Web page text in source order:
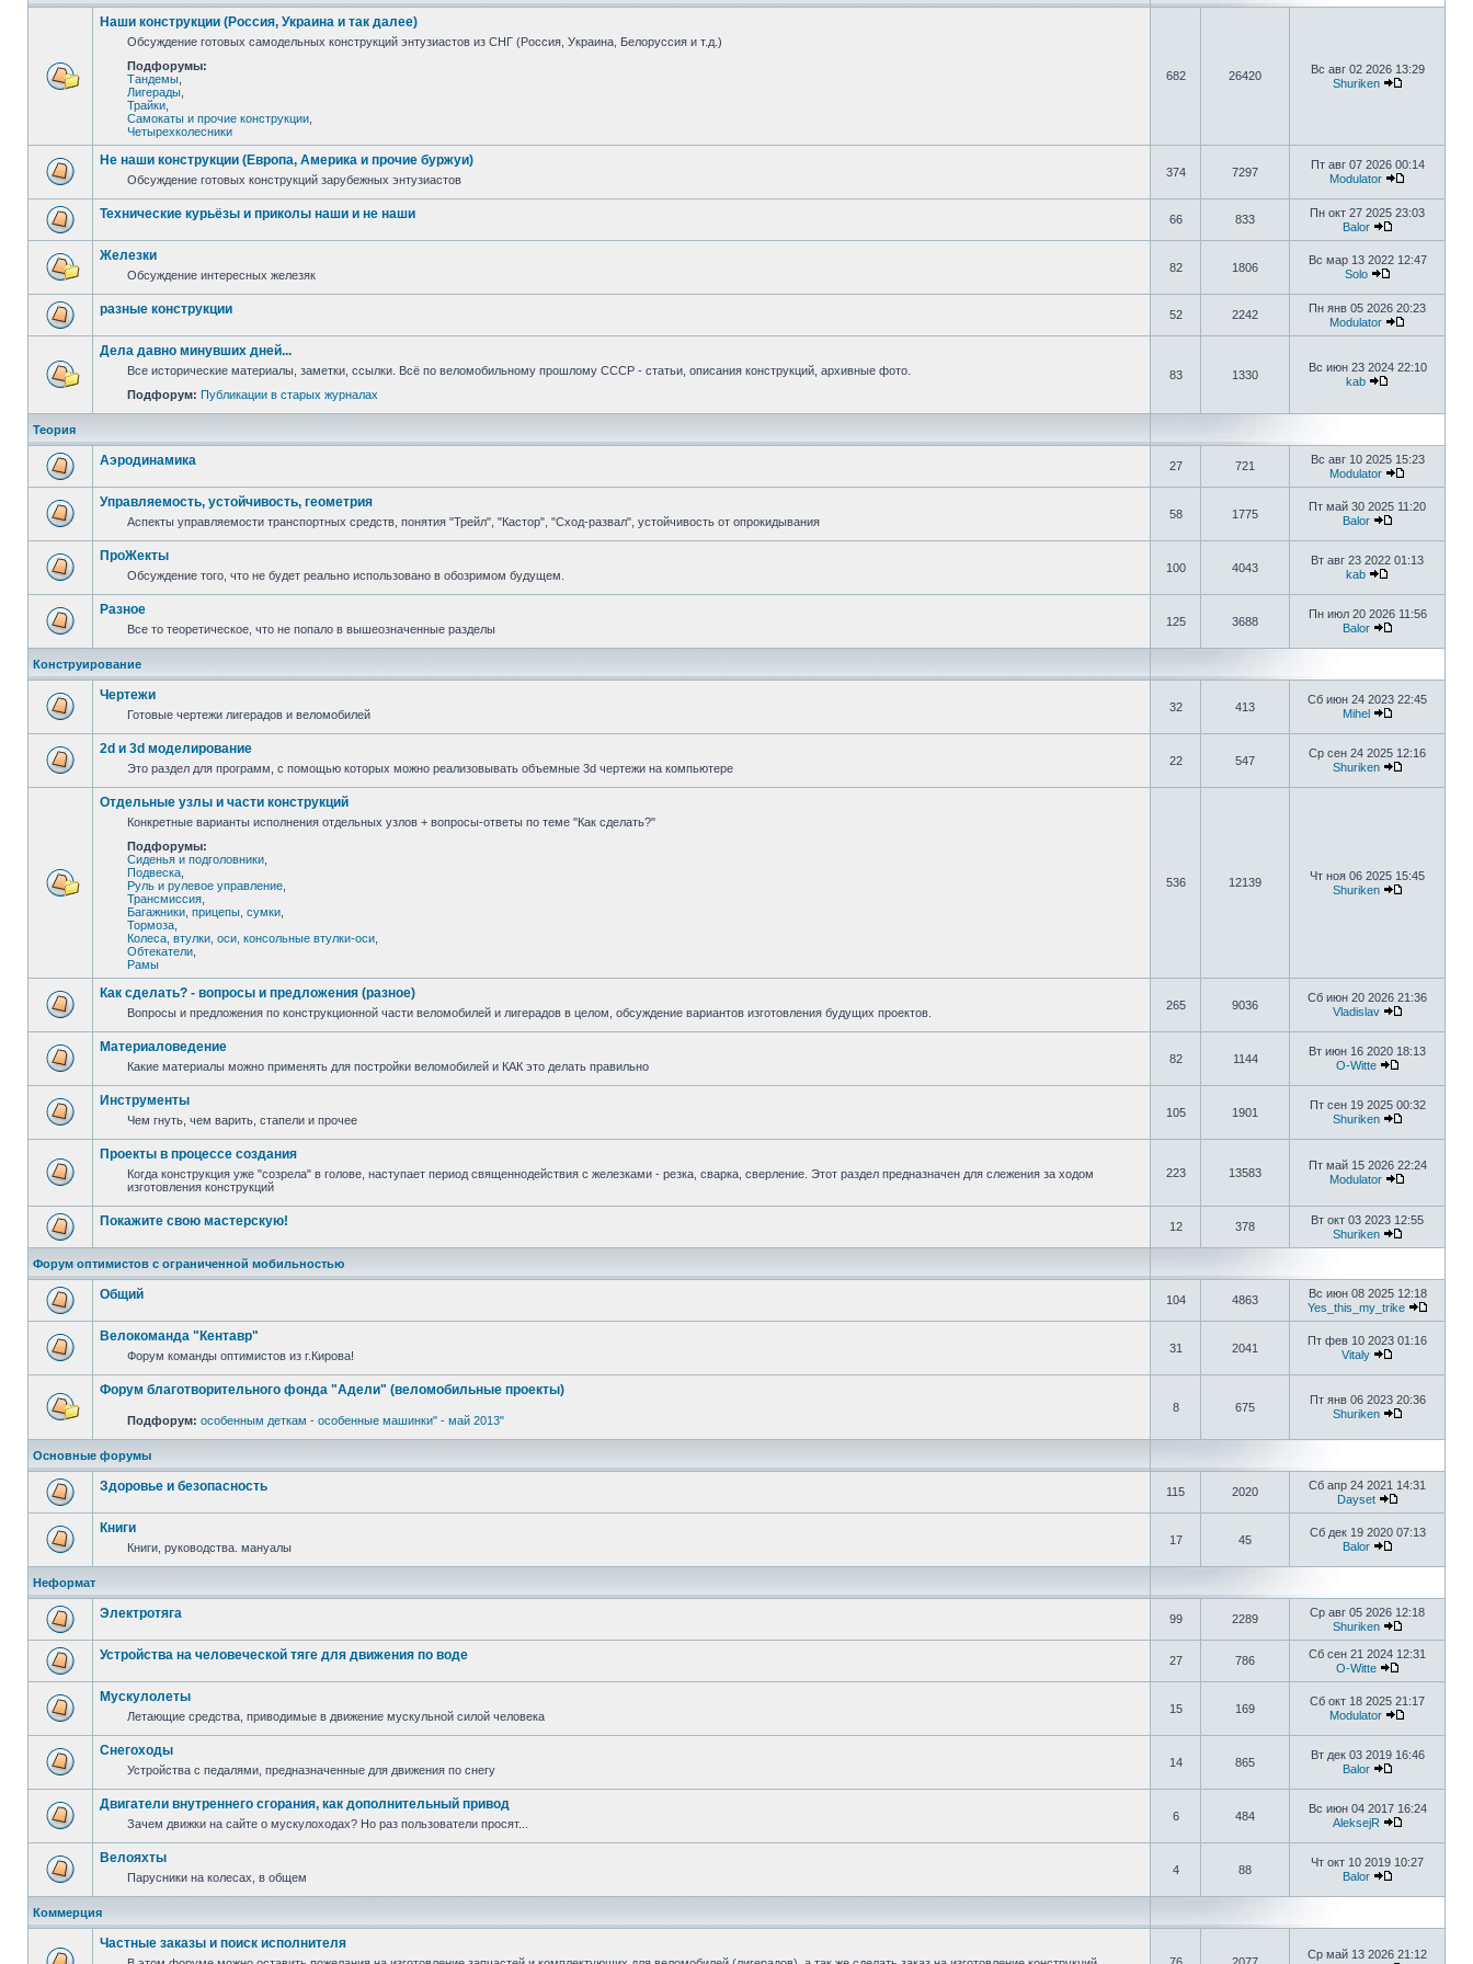
Наши конструкции (Россия, Украина и так далее)
Обсуждение готовых самодельных конструкций энтузиастов из СНГ (Россия, Украина, Белоруссия и т.д.)
Подфорумы:
Тандемы
Лигерады
Трайки
Самокаты и прочие конструкции
Четырехколесники
682 26420
Вс авг 02 2026 13:29
Shuriken
Не наши конструкции (Европа, Америка и прочие буржуи)
Обсуждение готовых конструкций зарубежных энтузиастов
374 7297
Пт авг 07 2026 00:14
Modulator
Технические курьёзы и приколы наши и не наши 66 833
Пн окт 27 2025 23:03
Balor
Железки
Обсуждение интересных железяк
82 1806
Вс мар 13 2022 12:47
Solo
разные конструкции 52 2242
Пн янв 05 2026 20:23
Modulator
Дела давно минувших дней...
Все исторические материалы, заметки, ссылки. Всё по веломобильному прошлому СССР - статьи, описания конструкций, архивные фото.
Подфорум: Публикации в старых журналах
83 1330
Вс июн 23 2024 22:10
kab
Теория
Аэродинамика 27 721
Вс авг 10 2025 15:23
Modulator
Управляемость, устойчивость, геометрия
Аспекты управляемости транспортных средств, понятия "Трейл", "Кастор", "Сход-развал", устойчивость от опрокидывания
58 1775
Пт май 30 2025 11:20
Balor
ПроЖекты
Обсуждение того, что не будет реально использовано в обозримом будущем.
100 4043
Вт авг 23 2022 01:13
kab
Разное
Все то теоретическое, что не попало в вышеозначенные разделы
125 3688
Пн июл 20 2026 11:56
Balor
Конструирование
Чертежи
Готовые чертежи лигерадов и веломобилей
32 413
Сб июн 24 2023 22:45
Mihel
2d и 3d моделирование
Это раздел для программ, с помощью которых можно реализовывать объемные 3d чертежи на компьютере
22 547
Ср сен 24 2025 12:16
Shuriken
Отдельные узлы и части конструкций
Конкретные варианты исполнения отдельных узлов + вопросы-ответы по теме "Как сделать?"
Подфорумы:
Сиденья и подголовники
Подвеска
Руль и рулевое управление
Трансмиссия
Багажники, прицепы, сумки
Тормоза
Колеса, втулки, оси, консольные втулки-оси
Обтекатели
Рамы
536 12139
Чт ноя 06 2025 15:45
Shuriken
Как сделать? - вопросы и предложения (разное)
Вопросы и предложения по конструкционной части веломобилей и лигерадов в целом, обсуждение вариантов изготовления будущих проектов.
265 9036
Сб июн 20 2026 21:36
Vladislav
Материаловедение
Какие материалы можно применять для постройки веломобилей и КАК это делать правильно
82 1144
Вт июн 16 2020 18:13
O-Witte
Инструменты
Чем гнуть, чем варить, стапели и прочее
105 1901
Пт сен 19 2025 00:32
Shuriken
Проекты в процессе создания
Когда конструкция уже "созрела" в голове, наступает период священнодействия с железками - резка, сварка, сверление. Этот раздел предназначен для слежения за ходом
изготовления конструкций
223 13583
Пт май 15 2026 22:24
Modulator
Покажите свою мастерскую! 12 378
Вт окт 03 2023 12:55
Shuriken
Форум оптимистов с ограниченной мобильностью
Общий 104 4863
Вс июн 08 2025 12:18
Yes_this_my_trike
Велокоманда "Кентавр"
Форум команды оптимистов из г.Кирова!
31 2041
Пт фев 10 2023 01:16
Vitaly
Форум благотворительного фонда "Адели" (веломобильные проекты)
Подфорум: особенным деткам - особенные машинки" - май 2013"
8 675
Пт янв 06 2023 20:36
Shuriken
Основные форумы
Здоровье и безопасность 115 2020
Сб апр 24 2021 14:31
Dayset
Книги
Книги, руководства. мануалы
17 45
Сб дек 19 2020 07:13
Balor
Неформат
Электротяга 99 2289
Ср авг 05 2026 12:18
Shuriken
Устройства на человеческой тяге для движения по воде 27 786
Сб сен 21 2024 12:31
O-Witte
Мускулолеты
Летающие средства, приводимые в движение мускульной силой человека
15 169
Сб окт 18 2025 21:17
Modulator
Снегоходы
Устройства с педалями, предназначенные для движения по снегу
14 865
Вт дек 03 2019 16:46
Balor
Двигатели внутреннего сгорания, как дополнительный привод
Зачем движки на сайте о мускулоходах? Но раз пользователи просят...
6 484
Вс июн 04 2017 16:24
AleksejR
Велояхты
Парусники на колесах, в общем
4 88
Чт окт 10 2019 10:27
Balor
Коммерция
Частные заказы и поиск исполнителя
Ср май 13 2026 21:12